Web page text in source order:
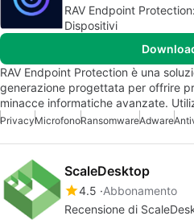
RAV Endpoint
Dispositivi
RAV Endpoint Protection è una
generazione progettata per offrire
minacce informatiche avanzate.
PrivacyMicrofonoRansomwareAdware
ScaleDesktop
4.5 Abbonamento
Recensione di